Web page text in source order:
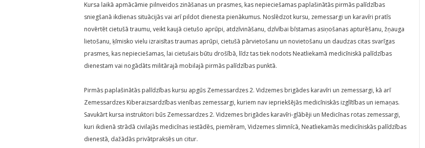
Kursa laikā apmācāmie pilnveidos zināšanas un prasmes, kas nepieciešamas paplašinātās pirmās palīdzības
sniegšanā ikdienas situācijās vai arī pildot dienesta pienākumus. Noslēdzot kursu, zemessargi un karavīri pratīs
novērtēt cietušā traumu, veikt kaujā cietušo aprūpi, atdzīvināšanu, dzīvībai bīstamas asiņošanas apturēšanu, žņauga
lietošanu, ķīmisko vielu izraisītas traumas aprūpi, cietušā pārvietošanu un novietošanu un daudzas citas svarīgas
prasmes, kas nepieciešamas, lai cietušais būtu drošībā, līdz tas tiek nodots Neatliekamā medicīniskā palīdzības
dienestam vai nogādāts militārajā mobilajā pirmās palīdzības punktā.
Pirmās paplašinātās palīdzības kursu apgūs Zemessardzes 2. Vidzemes brigādes karavīri un zemessargi, kā arī
Zemessardzes Kiberaizsardzības vienības zemessargi, kuriem nav iepriekšējās medicīniskās izglītības un iemaņas.
Savukārt kursa instruktori būs Zemessardzes 2. Vidzemes brigādes karavīri-glābēji un Medicīnas rotas zemessargi,
kuri ikdienā strādā civilajās medicīnas iestādēs, piemēram, Vidzemes slimnīcā, Neatliekamās medicīniskās palīdzības
dienestā, dažādās privātpraksēs un citur.